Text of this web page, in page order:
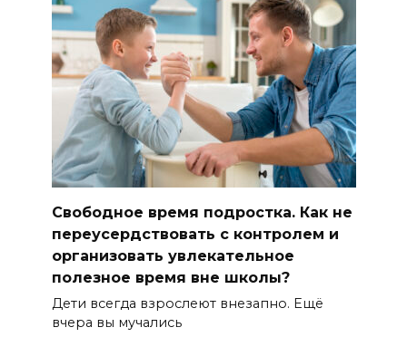
Свободное время подростка. Как не
переусердствовать с контролем и
организовать увлекательное
полезное время вне школы?
Дети всегда взрослеют внезапно. Ещё
вчера вы мучались